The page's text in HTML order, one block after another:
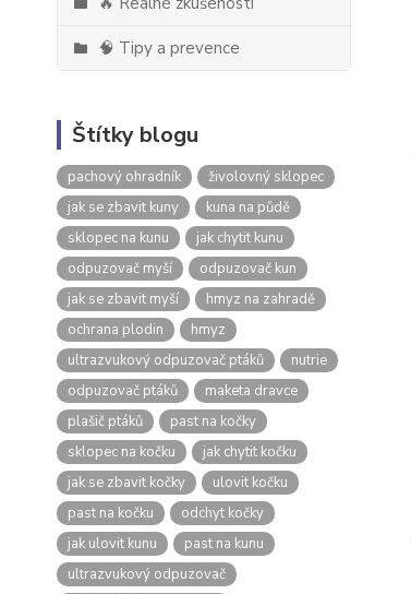
🧠 Tipy a prevence
Štítky blogu
pachový ohradník
živolovný sklopec
jak se zbavit kuny
kuna na půdě
sklopec na kunu
jak chytit kunu
odpuzovač myší
odpuzovač kun
jak se zbavit myší
hmyz na zahradě
ochrana plodin
hmyz
ultrazvukový odpuzovač ptáků
nutrie
odpuzovač ptáků
maketa dravce
plašič ptáků
past na kočky
sklopec na kočku
jak chytit kočku
jak se zbavit kočky
ulovit kočku
past na kočku
odchyt kočky
jak ulovit kunu
past na kunu
ultrazvukový odpuzovač